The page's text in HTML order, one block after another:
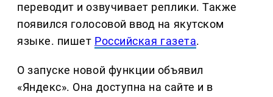
переводит и озвучивает реплики. Также
появился голосовой ввод на якутском
языке. пишет Российская газета.
О запуске новой функции объявил
«Яндекс». Она доступна на сайте и в